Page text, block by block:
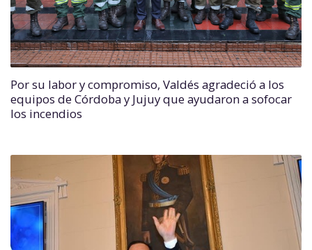
Por su labor y compromiso, Valdés agradeció a los
equipos de Córdoba y Jujuy que ayudaron a sofocar
los incendios